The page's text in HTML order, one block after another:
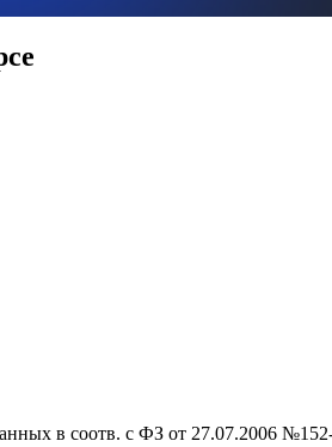
в соотв. с ФЗ от 27.07.2006